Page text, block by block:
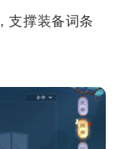
支撑装备词条